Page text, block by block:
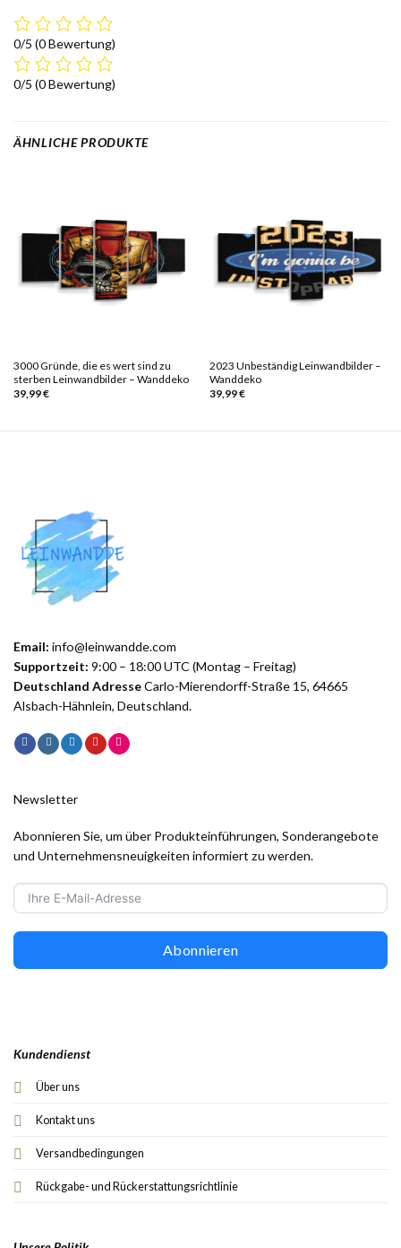
0/5 (0 Bewertung)
0/5 (0 Bewertung)
ÄHNLICHE PRODUKTE
3000 Gründe, die es wert sind zu
sterben Leinwandbilder – Wanddeko
39,99€
2023 Unbeständig Leinwandbilder –
Wanddeko
39,99€
Email: info@leinwandde.com
Supportzeit: 9:00 – 18:00 UTC (Montag – Freitag)
Deutschland AdresseCarlo-Mierendorff-Straße 15, 64665
Alsbach-Hähnlein, Deutschland.
Kundendienst
Über uns
Kontakt uns
Versandbedingungen
Rückgabe- und Rückerstattungsrichtlinie
Newsletter
Abonnieren Sie, um über Produkteinführungen, Sonderangebote
und Unternehmensneuigkeiten informiert zu werden.
Abonnieren